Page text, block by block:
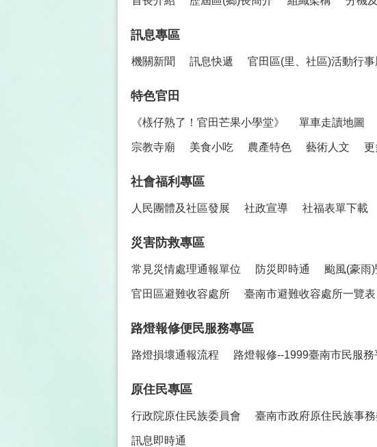
訊息專區
機關新聞 訊息快遞 官田區(里、社區)活動行事
特色官田
《檨仔熟了！官田芒果小學堂》 單車走讀地圖
宗教寺廟 美食小吃 農產特色 藝術人文 更
社會福利專區
人民團體及社區發展 社政宣導 社福表單下載
災害防救專區
常見災情處理通報單位 防災即時通 颱風(豪雨
官田區避難收容處所 臺南市避難收容處所一覽表
路燈報修便民服務專區
路燈損壞通報流程 路燈報修--1999臺南市民服務
原住民專區
行政院原住民族委員會 臺南市政府原住民族事
訊息即時通